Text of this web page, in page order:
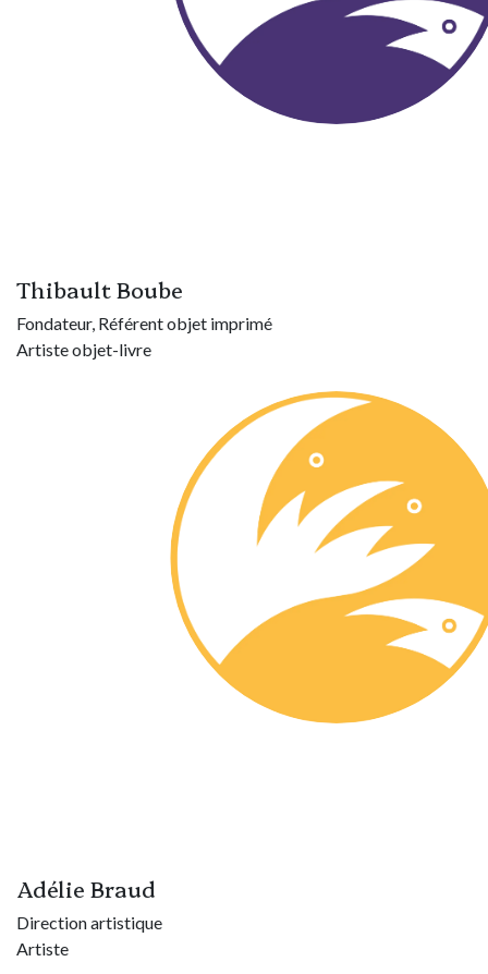
Thibault Boube
Fondateur, Référent objet imprimé
Artiste objet-livre
Adélie Braud
Direction artistique
Artiste